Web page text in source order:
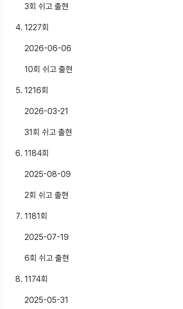
3회 쉬고 출현
1227회
2026-06-06
10회 쉬고 출현
1216회
2026-03-21
31회 쉬고 출현
1184회
2025-08-09
2회 쉬고 출현
1181회
2025-07-19
6회 쉬고 출현
1174회
2025-05-31